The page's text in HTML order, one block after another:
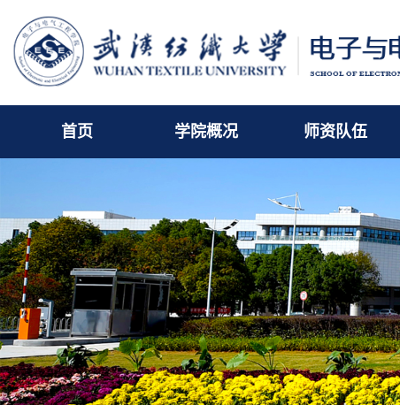
首页 学院概况 师资队伍